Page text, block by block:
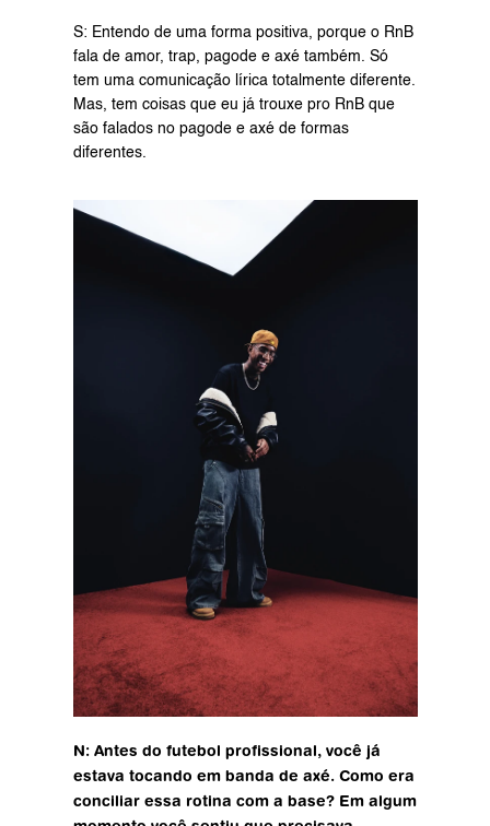
S: Entendo de uma forma positiva, porque o RnB
fala de amor, trap, pagode e axé também. Só
tem uma comunicação lírica totalmente diferente.
Mas, tem coisas que eu já trouxe pro RnB que
são falados no pagode e axé de formas
diferentes.
N: Antes do futebol profissional, você já
estava tocando em banda de axé. Como era
conciliar essa rotina com a base? Em algum